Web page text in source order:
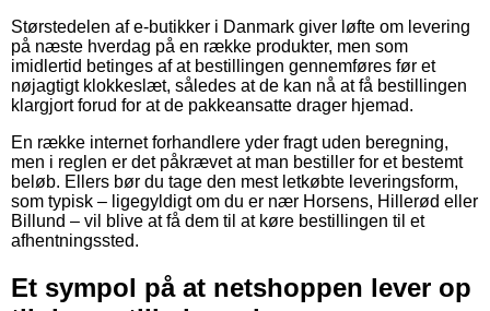
Størstedelen af e-butikker i Danmark giver løfte om levering
på næste hverdag på en række produkter, men som
imidlertid betinges af at bestillingen gennemføres før et
nøjagtigt klokkeslæt, således at de kan nå at få bestillingen
klargjort forud for at de pakkeansatte drager hjemad.
En række internet forhandlere yder fragt uden beregning,
men i reglen er det påkrævet at man bestiller for et bestemt
beløb. Ellers bør du tage den mest letkøbte leveringsform,
som typisk – ligegyldigt om du er nær Horsens, Hillerød eller
Billund – vil blive at få dem til at køre bestillingen til et
afhentningssted.
Et sympol på at netshoppen lever op